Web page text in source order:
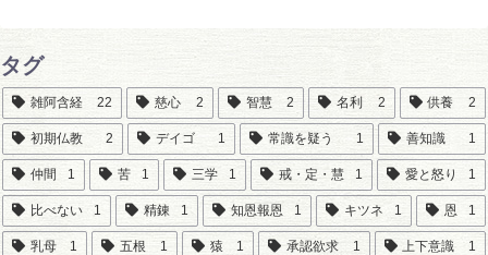
タグ
雑阿含経 22 慈心 2 智慧 2 名利 2 供養 2
初期仏教 2 デイゴ 1 常識を疑う 1 善知識 1
仲間 1 苦 1 三学 1 戒・定・慧 1 愛と怒り 1
比べない 1 精錬 1 知恩報恩 1 キツネ 1 恩 1
乳母 1 五根 1 猿 1 承認欲求 1 上下意識 1